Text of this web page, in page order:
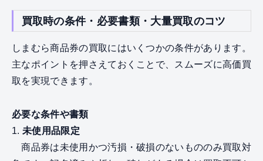
買取時の条件・必要書類・大量買取のコツ
しまむら商品券の買取にはいくつかの条件があります。
主なポイントを押さえておくことで、スムーズに高価買
取を実現できます。
必要な条件や書類
1. 未使用品限定
商品券は未使用かつ汚損・破損のないもののみ買取対